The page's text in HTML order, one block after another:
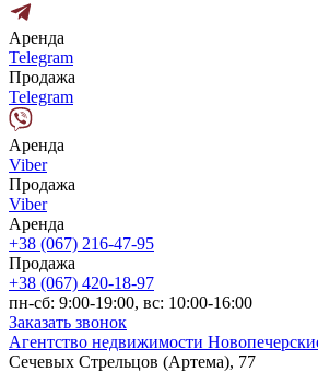
Аренда
Telegram
Продажа
Telegram
Аренда
Viber
Продажа
Viber
Аренда
+38 (067) 216-47-95
Продажа
+38 (067) 420-18-97
пн-сб: 9:00-19:00, вс: 10:00-16:00
Заказать звонок
Агентство недвижимости
Сечевых Cтрельцов (Артема), 77